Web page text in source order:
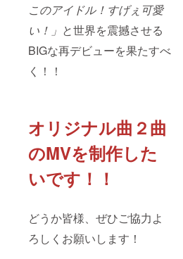
このアイドル！すげぇ可愛
い！」 と世界を震撼させる
BIGな再デビューを果たすべ
く！！
オリジナル曲２曲
のMVを制作した
いです！！
どうか皆様、ぜひご協力よ
ろしくお願いします！